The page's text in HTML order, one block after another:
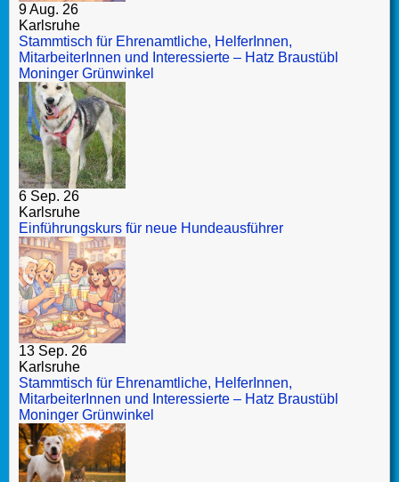
9 Aug. 26
Karlsruhe
Stammtisch für Ehrenamtliche, HelferInnen,
MitarbeiterInnen und Interessierte – Hatz Braustübl
Moninger Grünwinkel
6 Sep. 26
Karlsruhe
Einführungskurs für neue Hundeausführer
13 Sep. 26
Karlsruhe
Stammtisch für Ehrenamtliche, HelferInnen,
MitarbeiterInnen und Interessierte – Hatz Braustübl
Moninger Grünwinkel